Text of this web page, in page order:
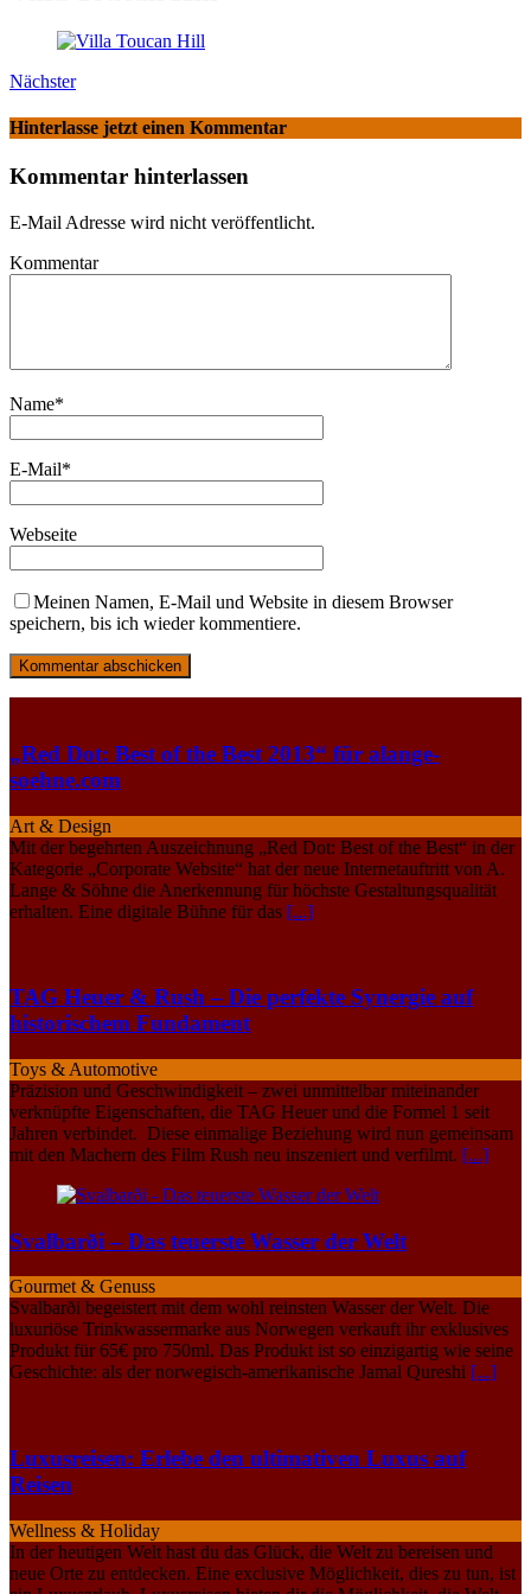
Nächster
Hinterlasse jetzt einen Kommentar
Kommentar hinterlassen
E-Mail Adresse wird nicht veröffentlicht.
Kommentar
Name*
E-Mail*
Webseite
Meinen Namen, E-Mail und Website in diesem Browser
speichern, bis ich wieder kommentiere.
„Red Dot: Best of the Best 2013“ für alange-
soehne.com
Art & Design
Mit der begehrten Auszeichnung „Red Dot: Best of the Best“ in der
Kate­gorie „Corporate Website“ hat der neue Internetauftritt von A.
Lange & Söhne die Anerkennung für höchste Gestaltungsqualität
erhalten. Eine digitale Bühne für das [...]
TAG Heuer & Rush – Die perfekte Synergie auf
historischem Fundament
Toys & Automotive
Präzision und Geschwindigkeit – zwei unmittelbar miteinander
verknüpfte Eigenschaften, die TAG Heuer und die Formel 1 seit
Jahren verbindet. Diese einmalige Beziehung wird nun gemeinsam
mit den Machern des Film Rush neu inszeniert und verfilmt. [...]
Svalbarði – Das teuerste Wasser der Welt
Gourmet & Genuss
Svalbarði begeistert mit dem wohl reinsten Wasser der Welt. Die
luxuriöse Trinkwassermarke aus Norwegen verkauft ihr exklusives
Produkt für 65€ pro 750ml. Das Produkt ist so einzigartig wie seine
Geschichte: als der norwegisch-amerikanische Jamal Qureshi [...]
Luxusreisen: Erlebe den ultimativen Luxus auf
Reisen
Wellness & Holiday
In der heutigen Welt hast du das Glück, die Welt zu bereisen und
neue Orte zu entdecken. Eine exclusive Möglichkeit, dies zu tun, ist